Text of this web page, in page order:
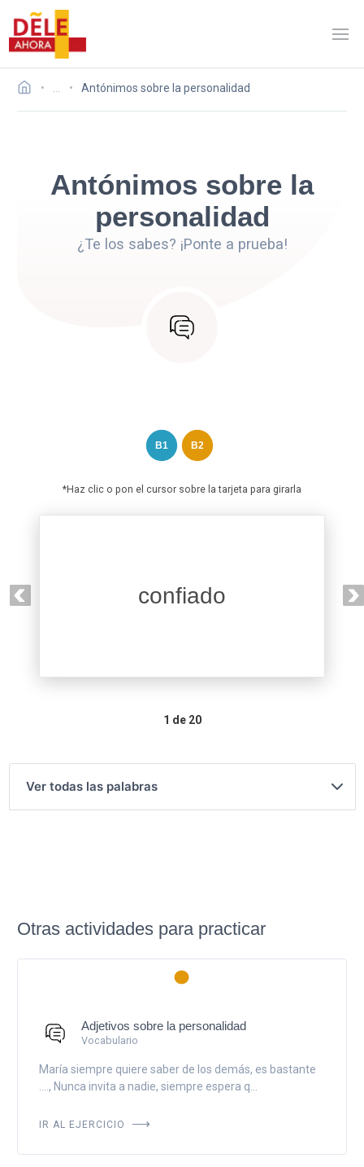
Antónimos sobre la personalidad
Antónimos sobre la
personalidad
¿Te los sabes? ¡Ponte a prueba!
B1 B2
*Haz clic o pon el cursor sobre la tarjeta para girarla
confiado
desconfiado
1 de 20
Ver todas las palabras
Otras actividades para practicar
Adjetivos sobre la personalidad
Vocabulario
María siempre quiere saber de los demás, es bastante
...., Nunca invita a nadie, siempre espera q...
IR AL EJERCICIO